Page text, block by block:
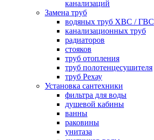
канализаций
Замена труб
водяных труб ХВС / ГВС
канализационных труб
радиаторов
стояков
труб отопления
труб полотенцесушителя
труб Рехау
Установка сантехники
фильтра для воды
душевой кабины
ванны
раковины
унитаза